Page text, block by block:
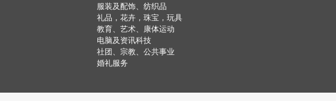
服装及配饰、纺织品
礼品，花卉，珠宝，玩具
教育、艺术、康体运动
电脑及资讯科技
社团、宗教、公共事业
婚礼服务